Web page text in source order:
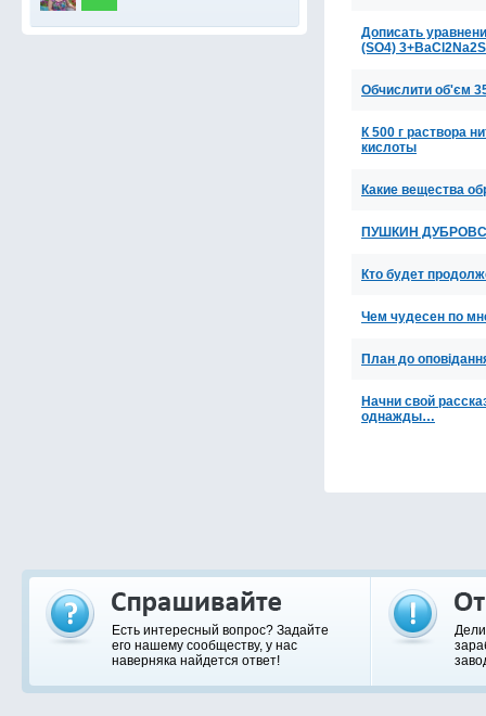
Дописать
(SO4)
Обчислити об'єм
К 500 г раствора
кислоты
Какие вещества
ПУШКИН
Кто будет
Чем чудесен по
План до
Начни свой
однажды…
Есть интересный вопрос? Задайте
его нашему сообществу, у нас
наверняка найдется ответ!